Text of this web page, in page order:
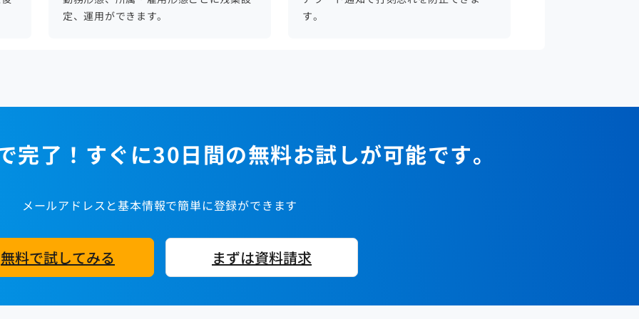
定、運用ができます。
す。
完了！すぐに30日間の無料お試しが可能です。
メールアドレスと基本情報で簡単に登録ができます
無料で試してみる まずは資料請求